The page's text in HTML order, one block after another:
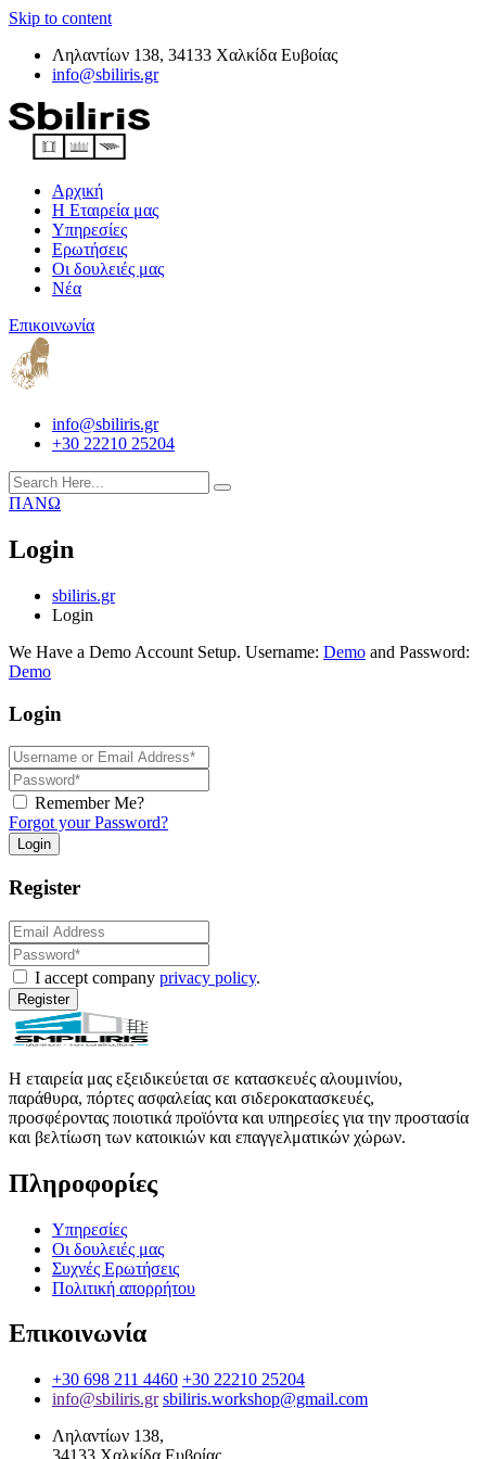
Skip to content
Ληλαντίων 138, 34133 Χαλκίδα Ευβοίας
info@sbiliris.gr
Αρχική
Η Εταιρεία μας
Υπηρεσίες
Ερωτήσεις
Οι δουλειές μας
Νέα
Επικοινωνία
info@sbiliris.gr
+30 22210 25204
ΠΑΝΩ
Login
sbiliris.gr
Login
We Have a Demo Account Setup. Username: Demo and Password:
Demo
Login
Remember Me?
Forgot your Password?
Login
Register
I accept company privacy policy.
Register
Η εταιρεία μας εξειδικεύεται σε κατασκευές αλουμινίου,
παράθυρα, πόρτες ασφαλείας και σιδεροκατασκευές,
προσφέροντας ποιοτικά προϊόντα και υπηρεσίες για την προστασία
και βελτίωση των κατοικιών και επαγγελματικών χώρων.
Πληροφορίες
Υπηρεσίες
Οι δουλειές μας
Συχνές Ερωτήσεις
Πολιτική απορρήτου
Επικοινωνία
+30 698 211 4460 +30 22210 25204
info@sbiliris.gr sbiliris.workshop@gmail.com
Ληλαντίων 138,